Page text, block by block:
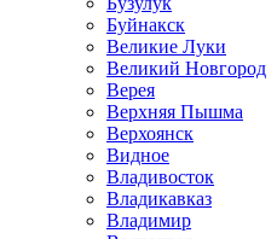
Буйнакск
Великие Луки
Великий Новгород
Верея
Верхняя Пышма
Верхоянск
Видное
Владивосток
Владикавказ
Владимир